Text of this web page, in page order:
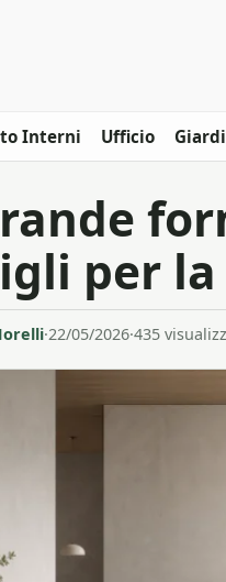
Interni Ufficio
per la
·22/05/2026·435